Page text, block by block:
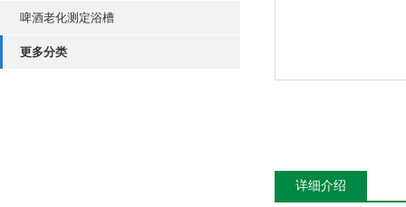
啤酒老化测定浴槽
更多分类
详细介绍